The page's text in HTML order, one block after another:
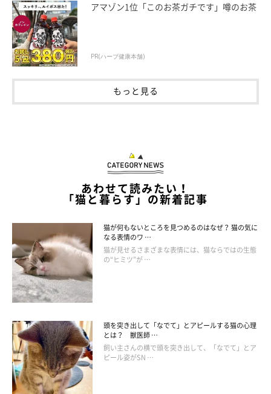
体験談2．「サイレントニャー」
「愛猫と目が合ったら、私のほうから『サイレントニャー』をし
ています」
（東京都 Y・Tさん）
アマゾン1位「このお茶ガチです」噂のお茶
PR(ハーブ健康本舗)
もっと見る
あわせて読みたい！
「猫と暮らす」の新着記事
猫が何もないところを見つめるのはなぜ？ 猫の気に
なる表情のワ …
猫が見せるさまざまな表情には、猫ならではの生態
の“ヒミツ”が …
頭を突き出して「なでて」とアピールする猫の心理
とは？ 獣医師 …
飼い主さんの横で頭を突き出して、「なでて」とア
ピール姿がSN …